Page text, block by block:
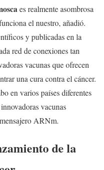
es realmente asombrosa
el nuestro, añadió.
y publicadas en la
red de conexiones tan
vacunas que ofrecen
una cura contra el cáncer.
en varios países diferentes
vacunas
ARNm.
de la